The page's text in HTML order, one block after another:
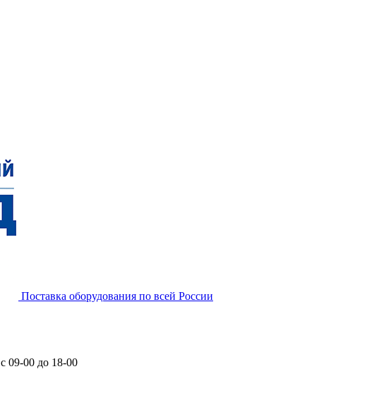
Поставка оборудования по всей России
с 09-00 до 18-00